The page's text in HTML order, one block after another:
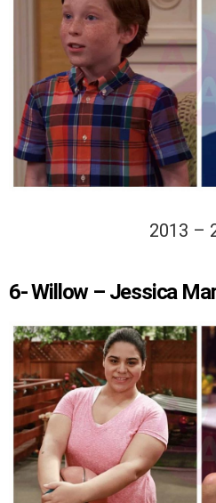
2013 –
6- Willow – Jessica